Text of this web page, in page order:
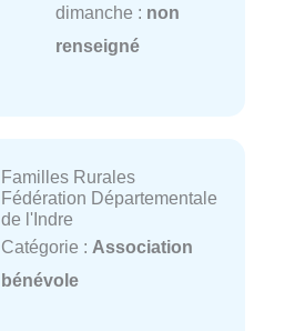
dimanche : non
renseigné
Familles Rurales
Fédération Départementale
de l'Indre
Catégorie : Association
bénévole